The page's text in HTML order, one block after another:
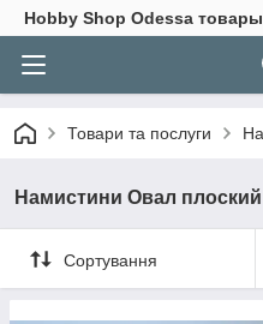
Hobbу Shop Odessa
Товари та послуги
Намистини Овал
Сортування